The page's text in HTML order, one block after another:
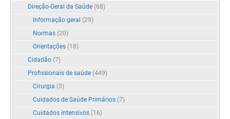
Direção-Geral da Saúde (68)
Informação geral (29)
Normas (20)
Orientações (18)
Cidadão (7)
Profissionais de saúde (449)
Cirurgia (3)
Cuidados de Saúde Primários (7)
Cuidados intensivos (16)